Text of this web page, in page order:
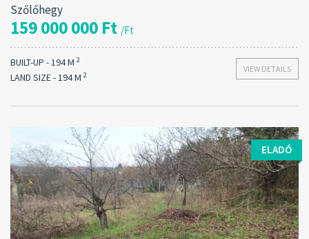
Szőlőhegy
159 000 000 Ft /Ft
VIEW DETAILS
BUILT-UP - 194 M 2
LAND SIZE - 194 M 2
ELADÓ